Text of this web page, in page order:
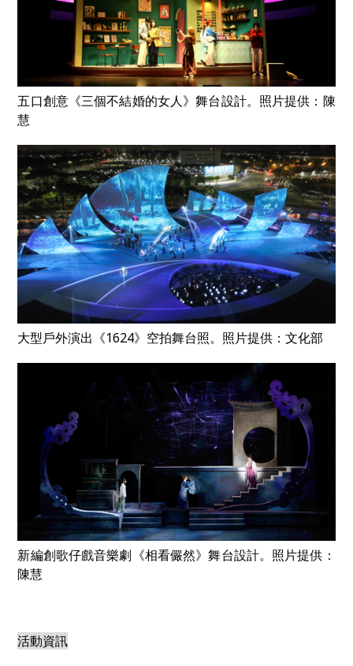
五口創意《三個不結婚的女人》舞台設計。照片提供：陳
慧
大型戶外演出《1624》空拍舞台照。照片提供：文化部
新編創歌仔戲音樂劇《相看儼然》舞台設計。照片提供：
陳慧
活動資訊